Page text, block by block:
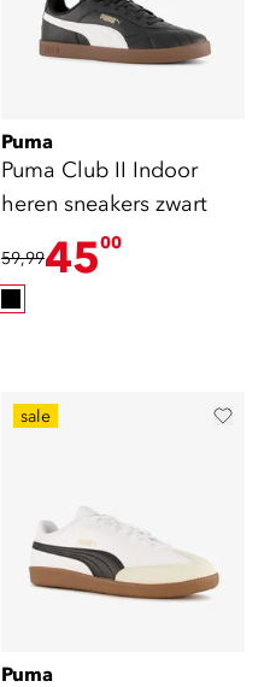
Puma
Puma Club II Indoor
heren sneakers zwart
59,994500
sale
Puma